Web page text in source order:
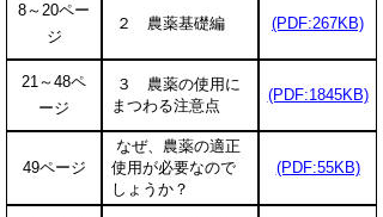
8～20ペー
ジ
２ 農薬基礎編 (PDF:267KB)
21～48ペ
ージ
３ 農薬の使用に
まつわる注意点
(PDF:1845KB)
49ページ
なぜ、農薬の適正
使用が必要なので
しょうか？
(PDF:55KB)